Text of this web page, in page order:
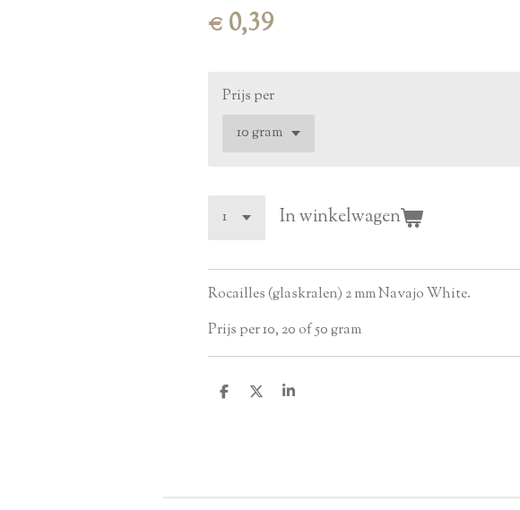
€ 0,39
Prijs per
In winkelwagen
Rocailles (glaskralen) 2 mm Navajo White.
Prijs per 10, 20 of 50 gram
D
D
S